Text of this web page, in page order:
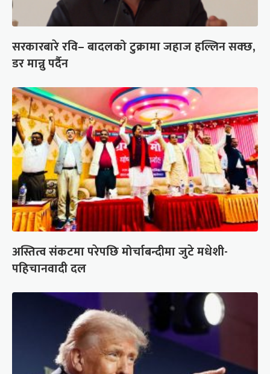
सरकारबारे रवि– बादलको टुक्रामा जहाज हल्लिन सक्छ,
डर मान्नु पर्दैन
अस्तित्व संकटमा परेपछि मोर्चाबन्दीमा जुटे मधेशी-
पहिचानवादी दल